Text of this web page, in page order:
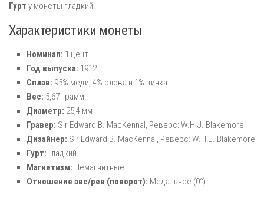
Гурт у монеты гладкий.
Характеристики монеты
Номинал: 1 цент
Год выпуска: 1912
Сплав: 95% меди, 4% олова и 1% цинка
Вес: 5,67 грамм
Диаметр: 25,4 мм
Гравер: Sir Edward B. MacKennal, Реверс: W.H.J. Blakemore
Дизайнер: Sir Edward B. MacKennal, Реверс: W.H.J. Blakemore
Гурт: Гладкий
Магнетизм: Немагнитные
Отношение авс/рев (поворот): Медальное (0°)